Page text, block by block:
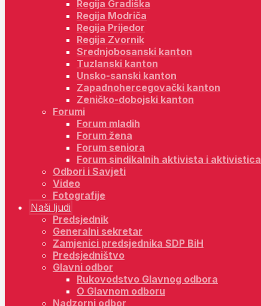
Regija Gradiška
Regija Modriča
Regija Prijedor
Regija Zvornik
Srednjobosanski kanton
Tuzlanski kanton
Unsko-sanski kanton
Zapadnohercegovački kanton
Zeničko-dobojski kanton
Forumi
Forum mladih
Forum žena
Forum seniora
Forum sindikalnih aktivista i aktivistica
Odbori i Savjeti
Video
Fotografije
Naši ljudi
Predsjednik
Generalni sekretar
Zamjenici predsjednika SDP BiH
Predsjedništvo
Glavni odbor
Rukovodstvo Glavnog odbora
O Glavnom odboru
Nadzorni odbor